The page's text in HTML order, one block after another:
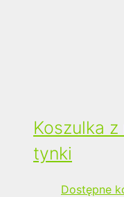
Koszulka
tynki
Dostępne